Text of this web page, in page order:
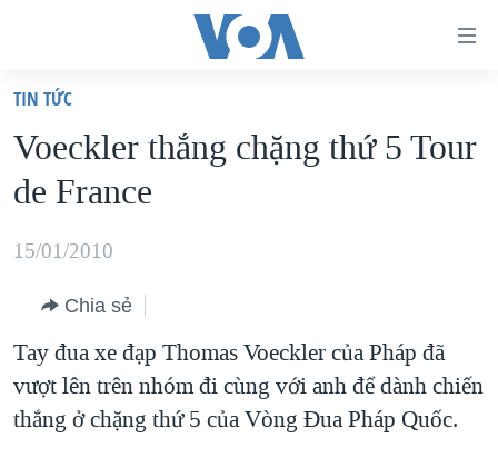
truy
cập
Tới
dung
chính
điều
hướng
chính
VIỆT NAM
HOA KỲ
BIỂN ĐÔNG
BLOG
DIỄN ĐÀN
MỤC
CHUYÊN ĐỀ
TIN TỨC
Voeckler thắng chặng thứ 5 Tour
de France
15/01/2010
Chia sẻ
Tay đua xe đạp Thomas Voeckler của Pháp đã
vượt lên trên nhóm đi cùng với anh để dành chiến
thắng ở chặng thứ 5 của Vòng Đua Pháp Quốc.